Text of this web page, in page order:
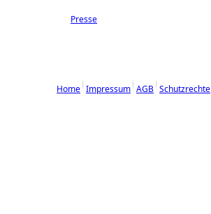
Presse
Home Impressum AGB Schutzrechte